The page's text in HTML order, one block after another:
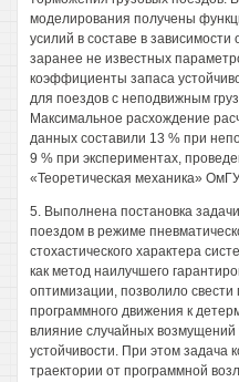
моделирования получены
усилий в составе в
заранее не известных
коэффициенты запаса
для поездов с неподвижным
Максимальное расхождение
данных составили 13 % при
9 % при экспериментах,
«Теоретическая механика»
5. Выполнена постановка
поездом в режиме
стохастического характера
как метод наилучшего
оптимизации, позволило
программного движения к
влияние случайных возмущений
устойчивости. При этом задача
траектории от программной